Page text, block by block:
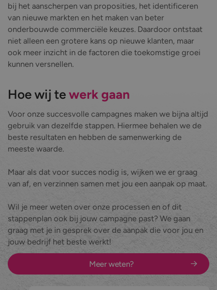
bij het aanscherpen van proposities, het identificeren
van nieuwe markten en het maken van beter
onderbouwde commerciële keuzes. Daardoor ontstaat
niet alleen een grotere kans op nieuwe klanten, maar
ook meer inzicht in de factoren die toekomstige groei
kunnen versnellen.
Hoe wij tewerk gaan
Voor onze succesvolle campagnes maken we bijna altijd
gebruik van dezelfde stappen. Hiermee behalen we de
beste resultaten en hebben de samenwerking de
meeste waarde.
Maar als dat voor succes nodig is, wijken we er graag
van af, en verzinnen samen met jou een aanpak op maat.
Wil je meer weten over onze processen en of dit
stappenplan ook bij jouw campagne past? We gaan
graag met je in gesprek over de aanpak die voor jou en
jouw bedrijf het beste werkt!
Meer weten?